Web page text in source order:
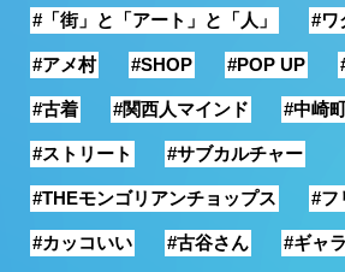
#「街」と「アート」と「人」 #ワ
#アメ村 #SHOP #POP UP
#古着 #関西人マインド #中崎
#ストリート #サブカルチャー
#THEモンゴリアンチョップス #フ
#カッコいい #古谷さん #ギャ